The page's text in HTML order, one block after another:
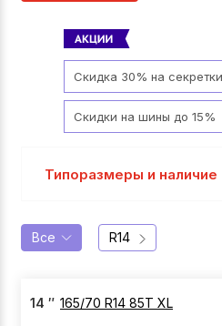
Скидка 30% на секретки
Скидки на шины до 15%
Типоразмеры и наличие
Все R14
14 ″ 165/70 R14 85T XL